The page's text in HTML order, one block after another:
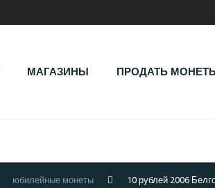
МАГАЗИНЫ ПРОДАТЬ
юбилейные монеты 10 рублей 2006